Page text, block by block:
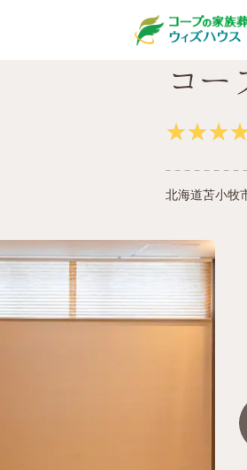
はじめ
葬儀後
メンバ
葬儀一覧
家族葬事
STORY
札幌の葬儀・家族葬
コー
北海道苫小牧